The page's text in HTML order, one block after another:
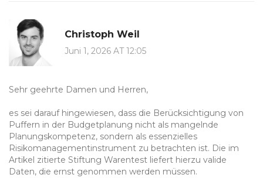
Christoph Weil
Juni 1, 2026 AT 12:05
Sehr geehrte Damen und Herren,
es sei darauf hingewiesen, dass die Berücksichtigung von
Puffern in der Budgetplanung nicht als mangelnde
Planungskompetenz, sondern als essenzielles
Risikomanagementinstrument zu betrachten ist. Die im
Artikel zitierte Stiftung Warentest liefert hierzu valide
Daten, die ernst genommen werden müssen.